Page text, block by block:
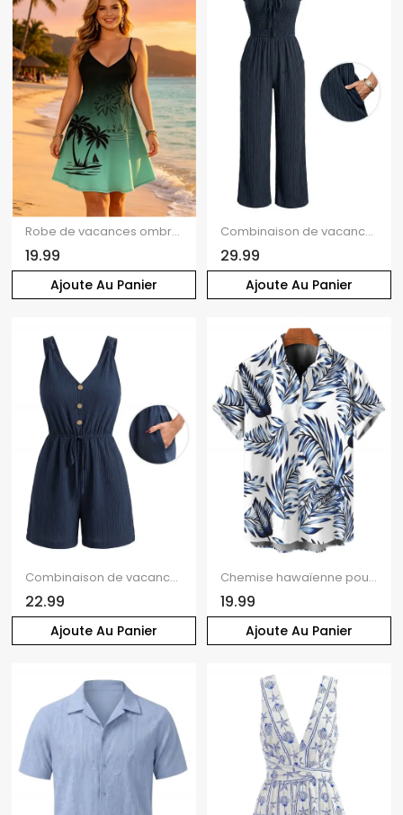
Ajoute Au Panier
Robe de vacances ombrée à motif palmier, bretelles spaghetti, col en V, coupe trapèze, mini-robe débardeur décontractée
19.99
Ajoute Au Panier
Combinaison de vacances unie texturée, à volants smockés, poche nouée, épaules dénudées et jambes larges.
29.99
Ajoute Au Panier
Combinaison de vacances minimaliste, couleur unie texturée, poches cintrées, col en V, style décontracté
22.99
Ajoute Au Panier
Chemise hawaïenne pour homme, imprimé feuilles tropicales, boutonnée
19.99